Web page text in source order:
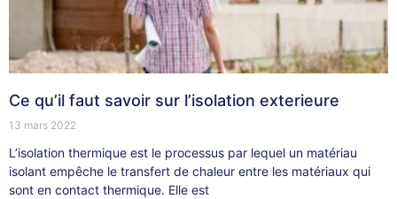
Ce qu’il faut savoir sur l’isolation exterieure
13 mars 2022
L’isolation thermique est le processus par lequel un matériau
isolant empêche le transfert de chaleur entre les matériaux qui
sont en contact thermique. Elle est